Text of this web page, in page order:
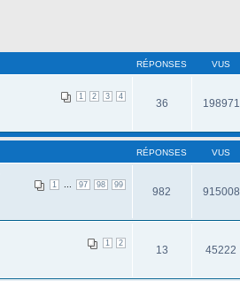
RÉPONSES VUS
1 2 3 4
36 198971
RÉPONSES VUS
1 97 98 99
982 915008
1 2
13 45222